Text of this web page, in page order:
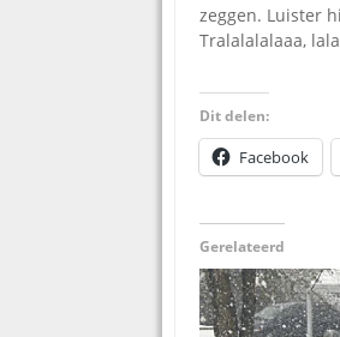
zeggen. Luister
Tralalalalaaa,
Dit delen:
Facebook
Gerelateerd